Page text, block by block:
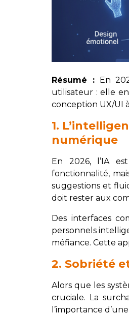
Résumé :En
utilisateur : elle
conception UX/UI
1.
numérique
En 2026, l’IA
fonctionnalité,
suggestions et
doit rester aux
Des interfaces
personnels
méfiance. Cette
2. Sobriété
Alors que les
cruciale. La
l’importance